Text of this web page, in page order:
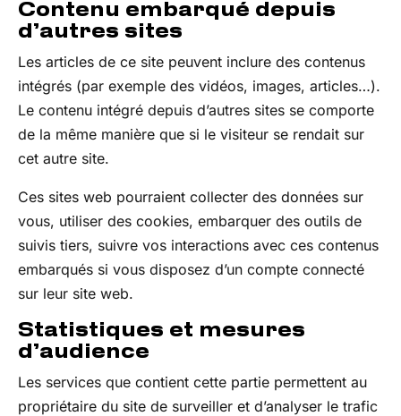
Contenu embarqué depuis
d’autres sites
Les articles de ce site peuvent inclure des contenus
intégrés (par exemple des vidéos, images, articles…).
Le contenu intégré depuis d’autres sites se comporte
de la même manière que si le visiteur se rendait sur
cet autre site.
Ces sites web pourraient collecter des données sur
vous, utiliser des cookies, embarquer des outils de
suivis tiers, suivre vos interactions avec ces contenus
embarqués si vous disposez d’un compte connecté
sur leur site web.
Statistiques et mesures
d’audience
Les services que contient cette partie permettent au
propriétaire du site de surveiller et d’analyser le trafic